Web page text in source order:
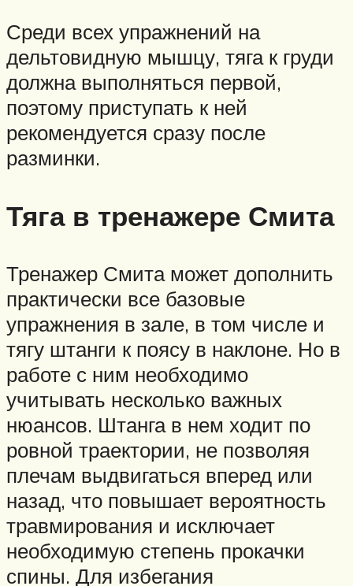
Среди всех упражнений на
дельтовидную мышцу, тяга к груди
должна выполняться первой,
поэтому приступать к ней
рекомендуется сразу после
разминки.
Тяга в тренажере Смита
Тренажер Смита может дополнить
практически все базовые
упражнения в зале, в том числе и
тягу штанги к поясу в наклоне. Но в
работе с ним необходимо
учитывать несколько важных
нюансов. Штанга в нем ходит по
ровной траектории, не позволяя
плечам выдвигаться вперед или
назад, что повышает вероятность
травмирования и исключает
необходимую степень прокачки
спины. Для избегания